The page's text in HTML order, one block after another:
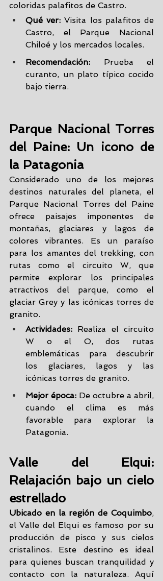
coloridas palafitos de Castro.
Qué ver: Visita los palafitos de
Castro, el Parque Nacional
Chiloé y los mercados locales.
Recomendación: Prueba el
curanto, un plato típico cocido
bajo tierra.
Parque Nacional Torres
del Paine: Un icono de
la Patagonia
Considerado uno de los mejores
destinos naturales del planeta, el
Parque Nacional Torres del Paine
ofrece paisajes imponentes de
montañas, glaciares y lagos de
colores vibrantes. Es un paraíso
para los amantes del trekking, con
rutas como el circuito W, que
permite explorar los principales
atractivos del parque, como el
glaciar Grey y las icónicas torres de
granito.
Actividades: Realiza el circuito
W o el O, dos rutas
emblemáticas para descubrir
los glaciares, lagos y las
icónicas torres de granito.
Mejor época: De octubre a abril,
cuando el clima es más
favorable para explorar la
Patagonia.
Valle del Elqui:
Relajación bajo un cielo
estrellado
Ubicado en la región de Coquimbo,
el Valle del Elqui es famoso por su
producción de pisco y sus cielos
cristalinos. Este destino es ideal
para quienes buscan tranquilidad y
contacto con la naturaleza. Aquí